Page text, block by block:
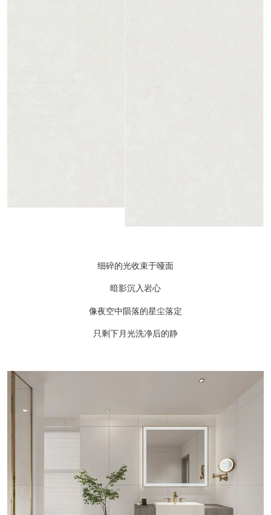
细碎的光收束于哑面
暗影沉入岩心
像夜空中陨落的星尘落定
只剩下月光洗净后的静